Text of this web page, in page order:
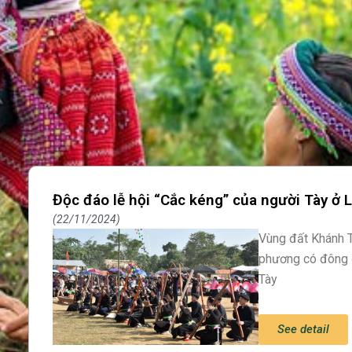
Độc đáo lễ hội “Cắc kéng” của người Tày ở
22/11/2024
Vùng đất Khánh
phương có đông
Tày
See detail